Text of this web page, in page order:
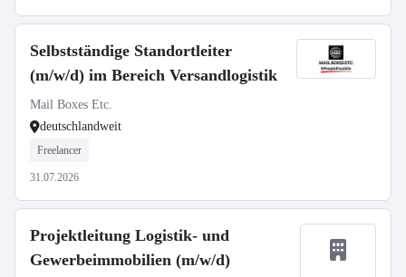
Selbstständige Standortleiter
(m/w/d) im Bereich Versandlogistik
Mail Boxes Etc.
deutschlandweit
Freelancer
31.07.2026
Projektleitung Logistik- und
Gewerbeimmobilien (m/w/d)